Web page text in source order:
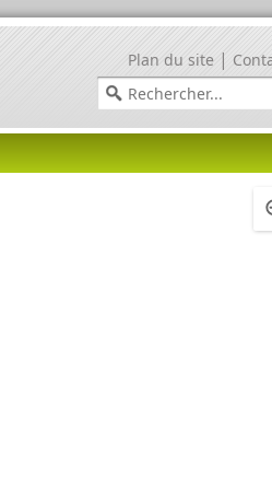
Plan du site |